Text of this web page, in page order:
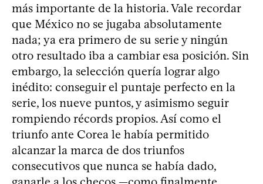
más importante de la historia. Vale recordar
que México no se jugaba absolutamente
nada; ya era primero de su serie y ningún
otro resultado iba a cambiar esa posición. Sin
embargo, la selección quería lograr algo
inédito: conseguir el puntaje perfecto en la
serie, los nueve puntos, y asimismo seguir
rompiendo récords propios. Así como el
triunfo ante Corea le había permitido
alcanzar la marca de dos triunfos
consecutivos que nunca se había dado,